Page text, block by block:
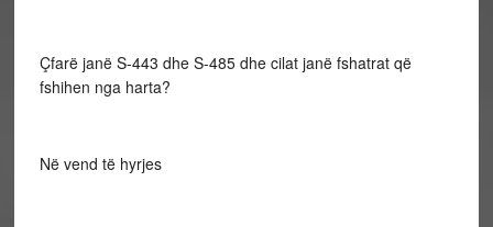
Çfarë janë S-443 dhe S-485 dhe cilat janë fshatrat që
fshihen nga harta?
Në vend të hyrjes